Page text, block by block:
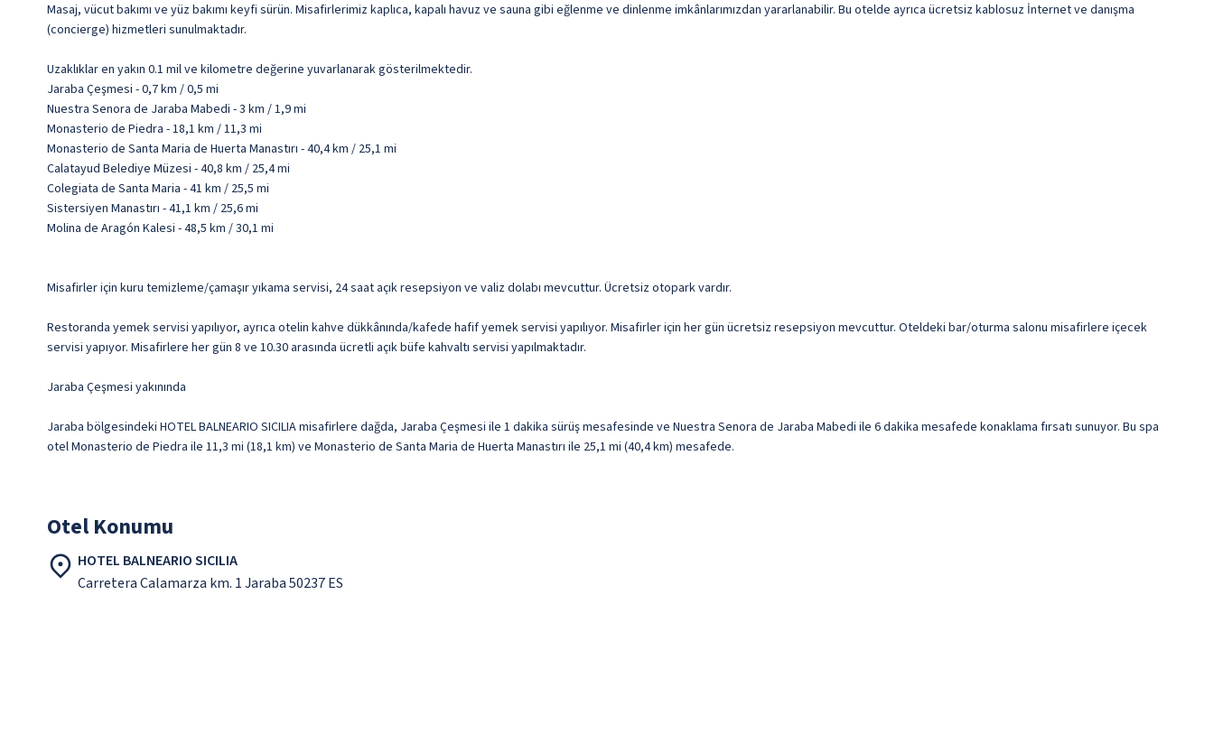
Masaj, vücut bakımı ve yüz bakımı keyfi sürün. Misafirlerimiz kaplıca, kapalı havuz ve sauna gibi eğlenme ve dinlenme imkânlarımızdan yararlanabilir. Bu otelde ayrıca ücretsiz kablosuz İnternet ve danışma
(concierge) hizmetleri sunulmaktadır.
Uzaklıklar en yakın 0.1 mil ve kilometre değerine yuvarlanarak gösterilmektedir.
Jaraba Çeşmesi - 0,7 km / 0,5 mi
Nuestra Senora de Jaraba Mabedi - 3 km / 1,9 mi
Monasterio de Piedra - 18,1 km / 11,3 mi
Monasterio de Santa Maria de Huerta Manastırı - 40,4 km / 25,1 mi
Calatayud Belediye Müzesi - 40,8 km / 25,4 mi
Colegiata de Santa Maria - 41 km / 25,5 mi
Sistersiyen Manastırı - 41,1 km / 25,6 mi
Molina de Aragón Kalesi - 48,5 km / 30,1 mi
Misafirler için kuru temizleme/çamaşır yıkama servisi, 24 saat açık resepsiyon ve valiz dolabı mevcuttur. Ücretsiz otopark vardır.
Restoranda yemek servisi yapılıyor, ayrıca otelin kahve dükkânında/kafede hafif yemek servisi yapılıyor. Misafirler için her gün ücretsiz resepsiyon mevcuttur. Oteldeki bar/oturma salonu misafirlere içecek
servisi yapıyor. Misafirlere her gün 8 ve 10.30 arasında ücretli açık büfe kahvaltı servisi yapılmaktadır.
Jaraba Çeşmesi yakınında
Jaraba bölgesindeki HOTEL BALNEARIO SICILIA misafirlere dağda, Jaraba Çeşmesi ile 1 dakika sürüş mesafesinde ve Nuestra Senora de Jaraba Mabedi ile 6 dakika mesafede konaklama fırsatı sunuyor. Bu spa
otel Monasterio de Piedra ile 11,3 mi (18,1 km) ve Monasterio de Santa Maria de Huerta Manastırı ile 25,1 mi (40,4 km) mesafede.
Otel Konumu
HOTEL BALNEARIO SICILIA
Carretera Calamarza km. 1 Jaraba 50237 ES